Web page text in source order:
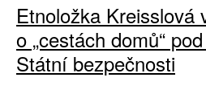
Etnoložka Kreisslová
o „cestách domů“
Státní bezpečnosti